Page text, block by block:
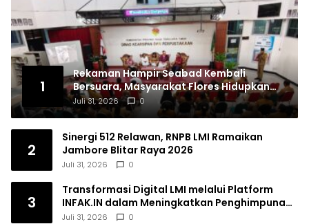
1
Rekaman Hampir Seabad Kembali
Bersuara, Masyarakat Flores Hidupkan
Lagi Ingatan Leluhur
Juli 31, 2026 0
2
Sinergi 512 Relawan, RNPB LMI Ramaikan
Jambore Blitar Raya 2026
Juli 31, 2026 0
3
Transformasi Digital LMI melalui Platform
INFAK.IN dalam Meningkatkan Penghimpunan
Dana Filantropi Islam
Juli 31, 2026 0